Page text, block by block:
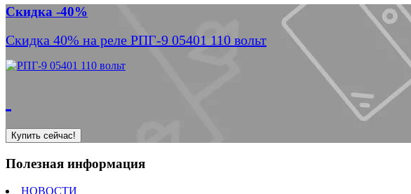
Скидка -40%
Скидка 40% на реле РПГ-9 05401 110 вольт
Купить сейчас!
Полезная информация
НОВОСТИ